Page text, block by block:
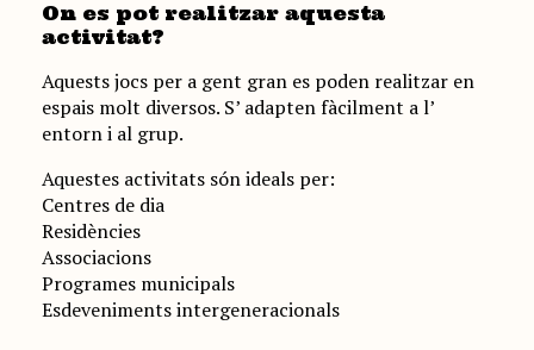
On es pot realitzar aquesta
activitat?
Aquests jocs per a gent gran es poden realitzar en
espais molt diversos. S’ adapten fàcilment a l’
entorn i al grup.
Aquestes activitats són ideals per:
Centres de dia
Residències
Associacions
Programes municipals
Esdeveniments intergeneracionals